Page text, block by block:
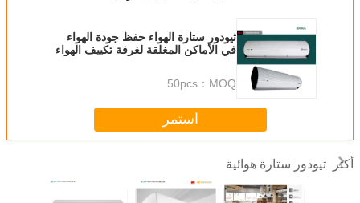
ثيودور ستارة الهواء حفظ جودة الهواء
في الأماكن المغلقة لغرفة تكييف الهواء
MOQ：
50pcs
استمر
أكثر تيودور ستارة هوائية